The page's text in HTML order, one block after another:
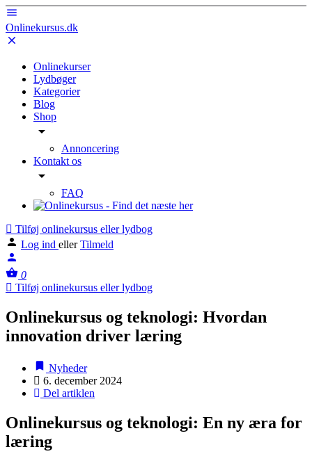
Onlinekursus.dk
Onlinekurser
Lydbøger
Kategorier
Blog
Shop
Annoncering
Kontakt os
FAQ
Tilføj onlinekursus eller lydbog
Log ind eller Tilmeld
0
Tilføj onlinekursus eller lydbog
Onlinekursus og teknologi: Hvordan
innovation driver læring
Nyheder
6. december 2024
Del artiklen
Onlinekursus og teknologi: En ny æra for
læring